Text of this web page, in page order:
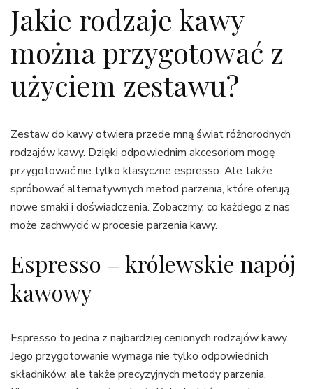
Jakie rodzaje kawy
można przygotować z
użyciem zestawu?
Zestaw do kawy otwiera przede mną świat różnorodnych
rodzajów kawy. Dzięki odpowiednim akcesoriom mogę
przygotować nie tylko klasyczne espresso. Ale także
spróbować alternatywnych metod parzenia, które oferują
nowe smaki i doświadczenia. Zobaczmy, co każdego z nas
może zachwycić w procesie parzenia kawy.
Espresso – królewskie napój
kawowy
Espresso to jedna z najbardziej cenionych rodzajów kawy.
Jego przygotowanie wymaga nie tylko odpowiednich
składników, ale także precyzyjnych metody parzenia.